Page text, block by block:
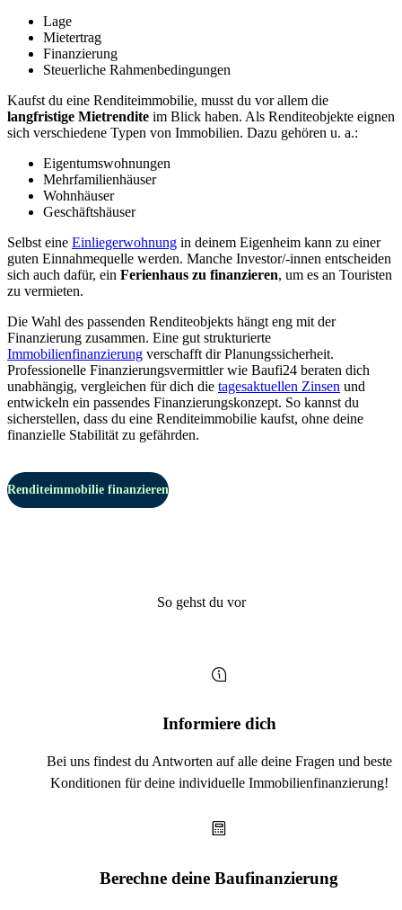
Lage
Mietertrag
Finanzierung
Steuerliche Rahmenbedingungen
Kaufst du eine Renditeimmobilie, musst du vor allem die
langfristige Mietrendite im Blick haben. Als Renditeobjekte eignen
sich verschiedene Typen von Immobilien. Dazu gehören u. a.:
Eigentumswohnungen
Mehrfamilienhäuser
Wohnhäuser
Geschäftshäuser
Selbst eine Einliegerwohnung in deinem Eigenheim kann zu einer
guten Einnahmequelle werden. Manche Investor/-innen entscheiden
sich auch dafür, ein Ferienhaus zu finanzieren, um es an Touristen
zu vermieten.
Die Wahl des passenden Renditeobjekts hängt eng mit der
Finanzierung zusammen. Eine gut strukturierte
Immobilienfinanzierung verschafft dir Planungssicherheit.
Professionelle Finanzierungsvermittler wie Baufi24 beraten dich
unabhängig, vergleichen für dich die tagesaktuellen Zinsen und
entwickeln ein passendes Finanzierungskonzept. So kannst du
sicherstellen, dass du eine Renditeimmobilie kaufst, ohne deine
finanzielle Stabilität zu gefährden.
Renditeimmobilie finanzieren
So gehst du vor
Informiere dich
Bei uns findest du Antworten auf alle deine Fragen und beste
Konditionen für deine individuelle Immobilienfinanzierung!
Berechne deine Baufinanzierung